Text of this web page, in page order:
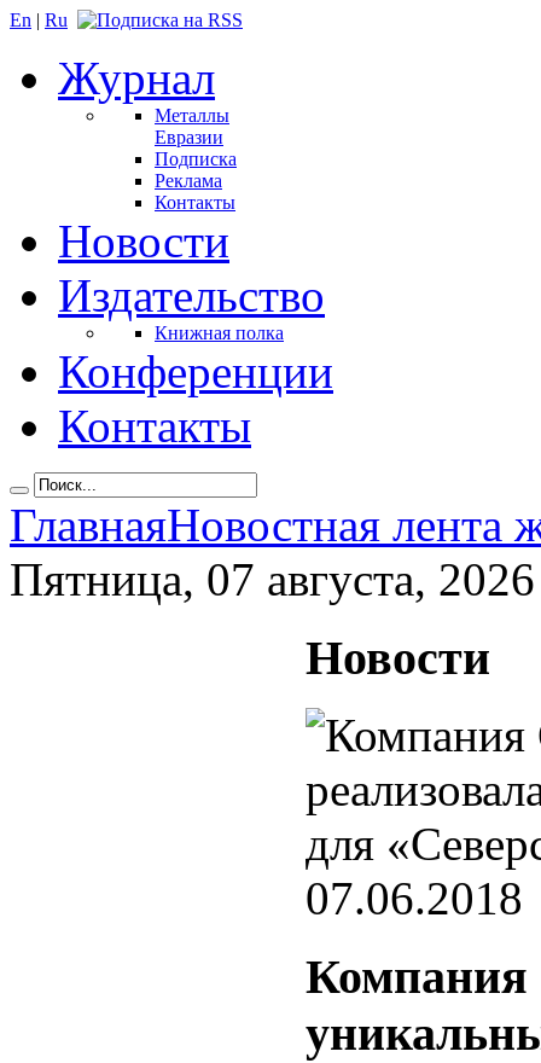
En | Ru
Журнал
Металлы
Евразии
Подписка
Реклама
Контакты
Новости
Издательство
Книжная полка
Конференции
Контакты
ГлавнаяНовостная лента
Пятница, 07 августа, 2026
Новости
07.06.2018
Компания